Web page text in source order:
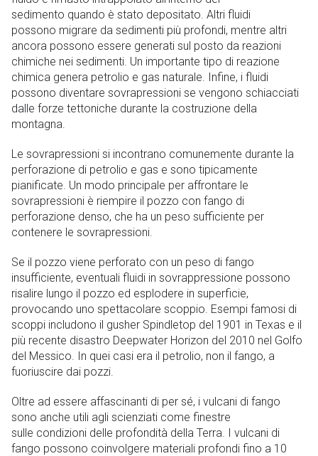
sedimento quando è stato depositato. Altri fluidi
possono migrare da sedimenti più profondi, mentre altri
ancora possono essere generati sul posto da reazioni
chimiche nei sedimenti. Un importante tipo di reazione
chimica genera petrolio e gas naturale. Infine, i fluidi
possono diventare sovrapressioni se vengono schiacciati
dalle forze tettoniche durante la costruzione della
montagna.
Le sovrapressioni si incontrano comunemente durante la
perforazione di petrolio e gas e sono tipicamente
pianificate. Un modo principale per affrontare le
sovrapressioni è riempire il pozzo con fango di
perforazione denso, che ha un peso sufficiente per
contenere le sovrapressioni.
Se il pozzo viene perforato con un peso di fango
insufficiente, eventuali fluidi in sovrappressione possono
risalire lungo il pozzo ed esplodere in superficie,
provocando uno spettacolare scoppio. Esempi famosi di
scoppi includono il gusher Spindletop del 1901 in Texas e il
più recente disastro Deepwater Horizon del 2010 nel Golfo
del Messico. In quei casi era il petrolio, non il fango, a
fuoriuscire dai pozzi.
Oltre ad essere affascinanti di per sé, i vulcani di fango
sono anche utili agli scienziati come finestre
sulle condizioni delle profondità della Terra. I vulcani di
fango possono coinvolgere materiali profondi fino a 10